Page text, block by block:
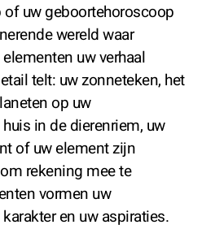
uw geboortehoroscoop
wereld waar
uw verhaal
telt: uw zonneteken, het
op uw
in de dierenriem, uw
of uw element zijn
rekening mee te
vormen uw
en uw aspiraties.